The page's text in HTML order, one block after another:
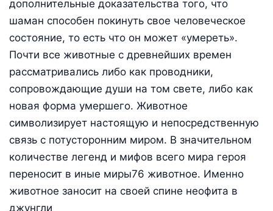
дополнительные доказательства того, что
шаман способен покинуть свое человеческое
состояние, то есть что он может «умереть».
Почти все животные с древнейших времен
рассматривались либо как проводники,
сопровождающие души на том свете, либо как
новая форма умершего. Животное
символизирует настоящую и непосредственную
связь с потусторонним миром. В значительном
количестве легенд и мифов всего мира героя
переносит в иные миры76 животное. Именно
животное заносит на своей спине неофита в
джунгли